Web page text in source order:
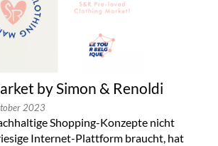
by Simon & Renoldi
2023
Shopping-Konzepte nicht
Internet-Plattform braucht, hat